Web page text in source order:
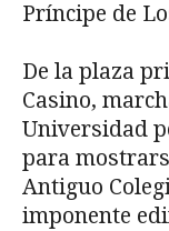
Príncipe de
De la plaza
Casino,
Universidad
para
Antiguo
imponente